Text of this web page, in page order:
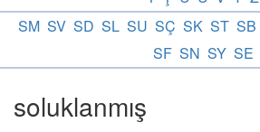
SM SV SD SL SU SÇ SK ST SB
SF SN SY SE
soluklanmış